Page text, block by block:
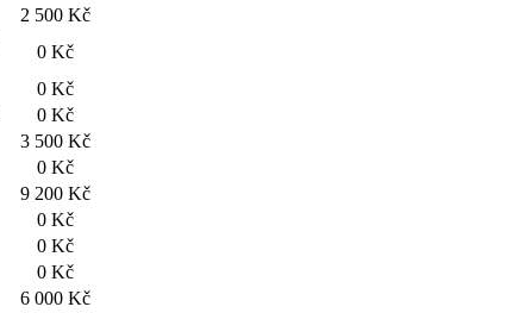
2 500 Kč
0 Kč
0 Kč
0 Kč
3 500 Kč
0 Kč
9 200 Kč
0 Kč
0 Kč
0 Kč
6 000 Kč